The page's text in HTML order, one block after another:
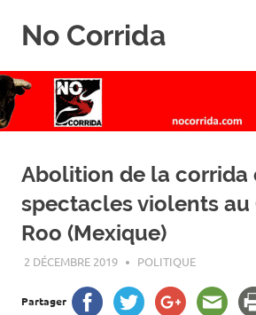
No Corrida
de
la
corrida
Abolition de la corrida
spectacles violents au
Roo (Mexique)
2 DÉCEMBRE 2019 ROGER LAHANA
POLITIQUE
Partager